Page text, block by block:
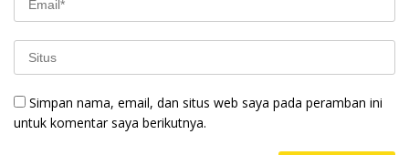
Simpan nama, email, dan situs web saya pada peramban ini
untuk komentar saya berikutnya.